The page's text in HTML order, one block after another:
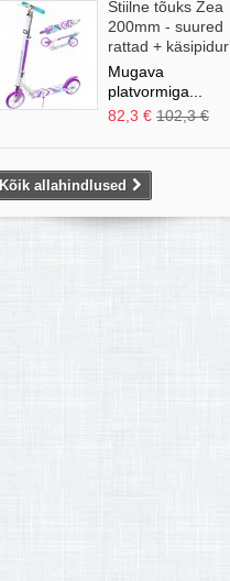
Stiilne tõuks Zea
200mm - suured
rattad + käsipidur
Mugava
platvormiga...
82,3 € 102,3 €
Kõik allahindlused